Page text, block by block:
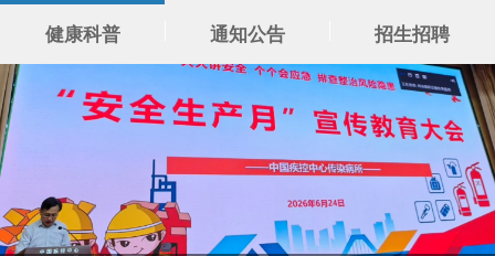
健康科普 通知公告 招生招聘